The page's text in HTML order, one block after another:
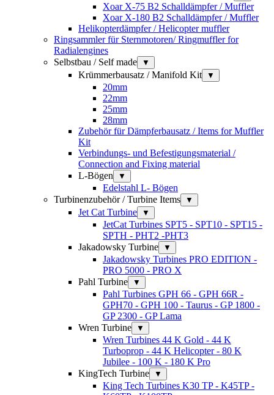
Xoar X-75 B2 Schalldämpfer / Muffler
Xoar X-180 B2 Schalldämpfer / Muffler
Helikopterdämpfer / Helicopter muffler
Ringsammler für Sternmotoren/ Ringmuffler for
Radialengines
Selbstbau / Self made
▼
Krümmerbausatz / Manifold Kit ▼
20mm
22mm
25mm
28mm
Zubehör für Dämpferbausatz / Items for Muffler
Kit
Verbindungs- und Befestigungsmaterial /
Connection and Fixing material
L-Bögen
▼
Edelstahl L- Bögen
Turbinenzubehör / Turbine Items
▼
Jet Cat Turbine ▼
JetCat Turbines SPT5 - SPT10 - SPT15 -
SPTH - PHT2 -PHT3
Jakadowsky Turbine
▼
Jakadowsky Turbines PRO EDITION -
PRO 5000 - PRO X
Pahl Turbine
▼
Pahl Turbines GPH 66 - GPH 66R -
GPH70 - GPH 100 - Taurus - GP 1800 -
GP 2300 - GP Lama
Wren Turbine
▼
Wren Turbines 44 K Gold - 44 K
Turboprop - 44 K Helicopter - 80 K
Jubilee - 100 K - 180 K Pro
KingTech Turbine
▼
King Tech Turbines K30 TP - K45TP -